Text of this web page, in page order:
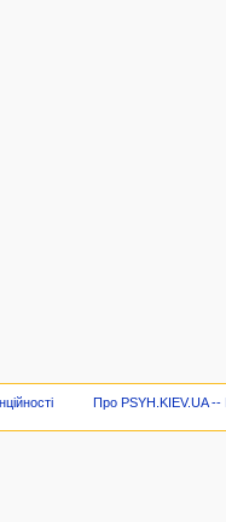
Про PSYH.KIEV.UA --